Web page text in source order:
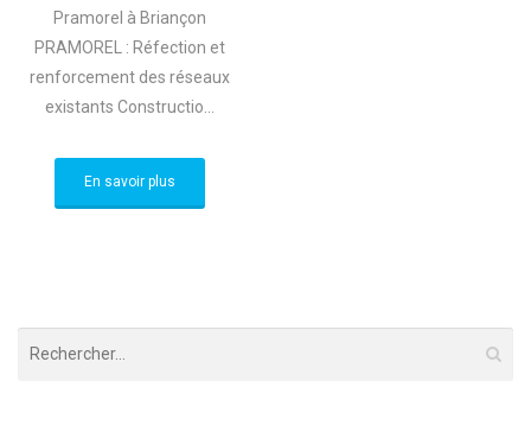
Pramorel à Briançon
PRAMOREL : Réfection et
renforcement des réseaux
existants Constructio...
En savoir plus